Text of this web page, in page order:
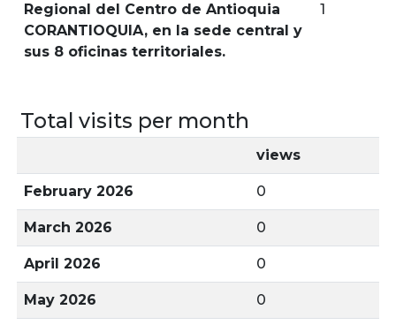
Regional del Centro de Antioquia
CORANTIOQUIA, en la sede central y
sus 8 oficinas territoriales.
1
Total visits per month
views
February 2026 0
March 2026 0
April 2026 0
May 2026 0